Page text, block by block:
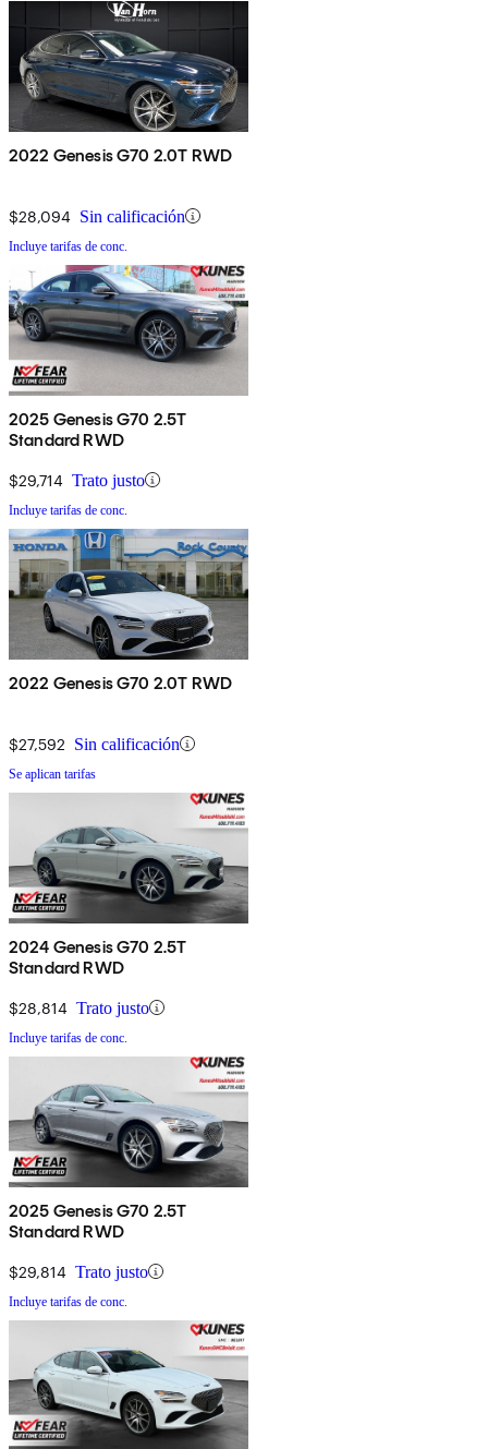
2022 Genesis G70 2.0T RWD
$28,094 Sin calificación
Incluye tarifas de conc.
2025 Genesis G70 2.5T
Standard RWD
$29,714 Trato justo
Incluye tarifas de conc.
2022 Genesis G70 2.0T RWD
$27,592 Sin calificación
Se aplican tarifas
2024 Genesis G70 2.5T
Standard RWD
$28,814 Trato justo
Incluye tarifas de conc.
2025 Genesis G70 2.5T
Standard RWD
$29,814 Trato justo
Incluye tarifas de conc.